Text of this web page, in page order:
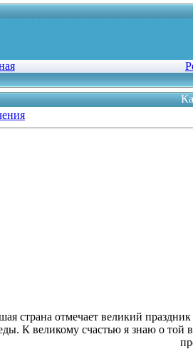
страна отмечает великий
К великому счастью я знаю о